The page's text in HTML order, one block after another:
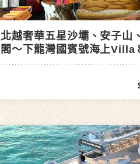
北越奢華五星沙壩、安子山
閣～下龍灣國賓號海上Villa